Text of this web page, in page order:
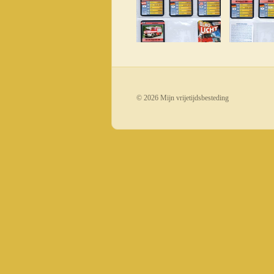
© 2026 Mijn vrijetijdsbesteding